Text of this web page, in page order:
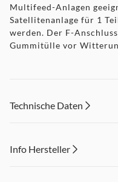
Multifeed-Anlagen
Satellitenanlage für 1
werden. Der F-
Gummitülle vor
Technische Daten
Info Hersteller